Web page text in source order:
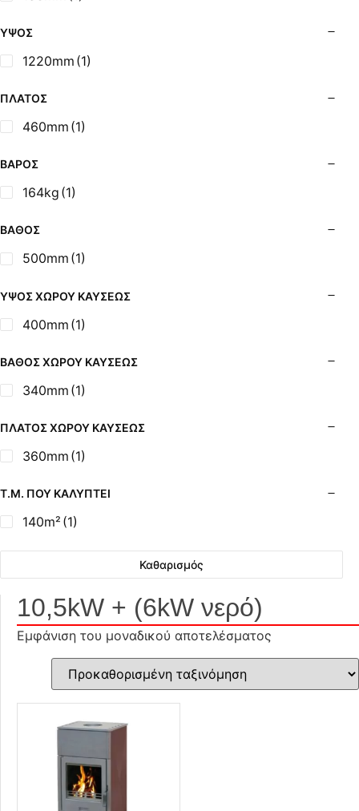
Σόμπες Ξύλου από Ατσάλι με Φούρνο
Σόμπες Πετρελαίου (Alfatherm)
Σόμπες Πετρελαίου (Assos)
Σόμπες Πετρελαίου (StarStoves)
Σόμπες Πετρελαίου (ΟΒΕΛ)
Σόμπες Πετρελαίου Αερόθερμες (Agorastos)
Σόμπες Υγραερίου
Σούβλες - Εργαλεία Ψησίματος BBQ
Σωλήνες (Μπουριά), Εξαρτήματα Σόμπας
Τζάκια - Εστίες
Ψησταριές
ΎΨΟΣ
1220mm (1)
ΠΛΆΤΟΣ
460mm (1)
ΒΆΡΟΣ
164kg (1)
ΒΆΘΟΣ
500mm (1)
ΎΨΟΣ ΧΏΡΟΥ ΚΑΎΣΕΩΣ
400mm (1)
ΒΆΘΟΣ ΧΏΡΟΥ ΚΑΎΣΕΩΣ
340mm (1)
ΠΛΆΤΟΣ ΧΏΡΟΥ ΚΑΎΣΕΩΣ
360mm (1)
Τ.Μ. ΠΟΥ ΚΑΛΎΠΤΕΙ
140m² (1)
Καθαρισμός
10,5kW + (6kW νερό)
Εμφάνιση του μοναδικού αποτελέσματος